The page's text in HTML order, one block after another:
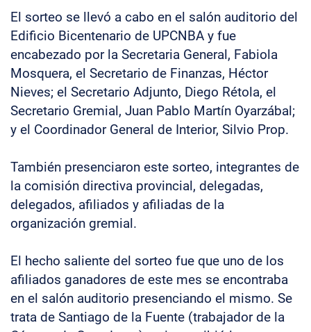
El sorteo se llevó a cabo en el salón auditorio del
Edificio Bicentenario de UPCNBA y fue
encabezado por la Secretaria General, Fabiola
Mosquera, el Secretario de Finanzas, Héctor
Nieves; el Secretario Adjunto, Diego Rétola, el
Secretario Gremial, Juan Pablo Martín Oyarzábal;
y el Coordinador General de Interior, Silvio Prop.
También presenciaron este sorteo, integrantes de
la comisión directiva provincial, delegadas,
delegados, afiliados y afiliadas de la
organización gremial.
El hecho saliente del sorteo fue que uno de los
afiliados ganadores de este mes se encontraba
en el salón auditorio presenciando el mismo. Se
trata de Santiago de la Fuente (trabajador de la